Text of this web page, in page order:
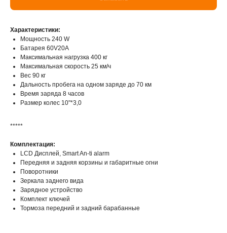
Характеристики:
Мощность 240 W
Батарея 60V20A
Максимальная нагрузка 400 кг
Максимальная скорость 25 км/ч
Вес 90 кг
Дальность пробега на одном заряде до 70 км
Время заряда 8 часов
Размер колес 10"*3,0
*****
Комплектация:
LCD Дисплей, Smart An-ti alarm
Передняя и задняя корзины и габаритные огни
Поворотники
Зеркала заднего вида
Зарядное устройство
Комплект ключей
Тормоза передний и задний барабанные